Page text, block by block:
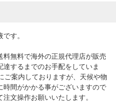
す。
無料で海外の正規代理店が販売
するまでのお手配をしていま
ご案内しておりますが、天候や物
間がかかる事がございますので
文操作お願いいたします。